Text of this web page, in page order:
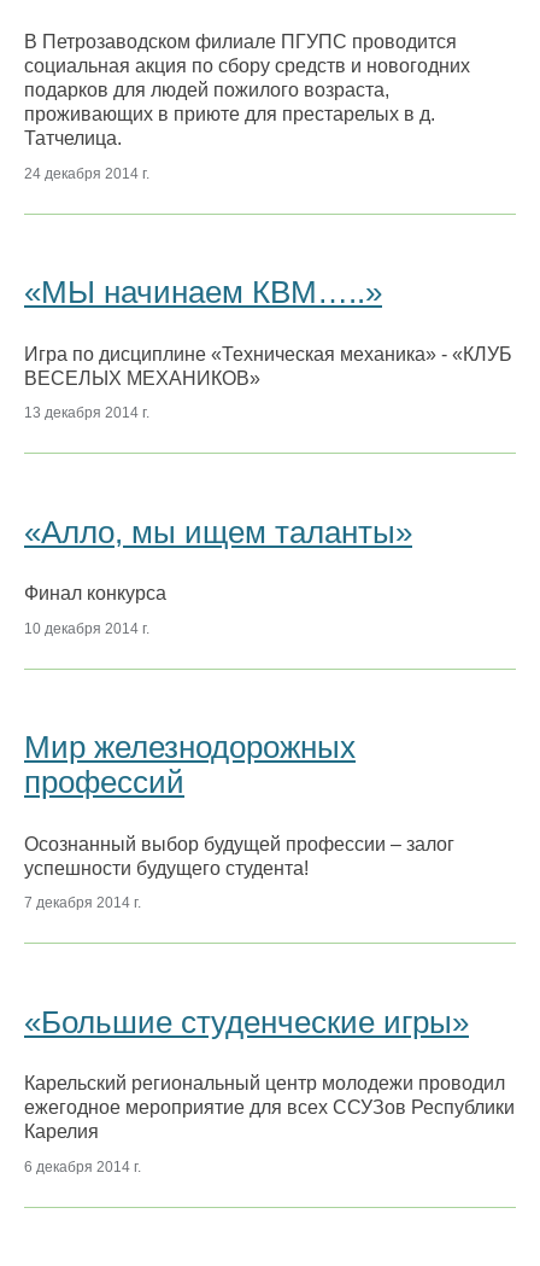
В Петрозаводском филиале ПГУПС проводится
социальная акция по сбору средств и новогодних
подарков для людей пожилого возраста,
проживающих в приюте для престарелых в д.
Татчелица.
24 декабря 2014 г.
«МЫ начинаем КВМ…..»
Игра по дисциплине «Техническая механика» - «КЛУБ
ВЕСЕЛЫХ МЕХАНИКОВ»
13 декабря 2014 г.
«Алло, мы ищем таланты»
Финал конкурса
10 декабря 2014 г.
Мир железнодорожных
профессий
Осознанный выбор будущей профессии – залог
успешности будущего студента!
7 декабря 2014 г.
«Большие студенческие игры»
Карельский региональный центр молодежи проводил
ежегодное мероприятие для всех ССУЗов Республики
Карелия
6 декабря 2014 г.